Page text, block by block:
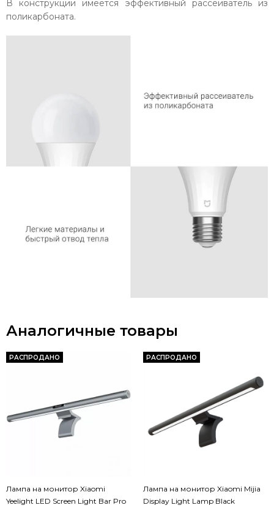
В конструкции имеется эффективный рассеиватель из
поликарбоната.
Аналогичные товары
РАСПРОДАНО
Лампа на монитор Xiaomi
Yeelight LED Screen Light Bar Pro
РАСПРОДАНО
Лампа на монитор Xiaomi Mijia
Display Light Lamp Black